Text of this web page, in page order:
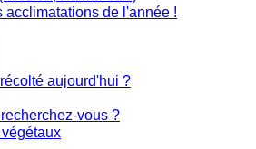
de l'année !
aujourd'hui ?
vous ?